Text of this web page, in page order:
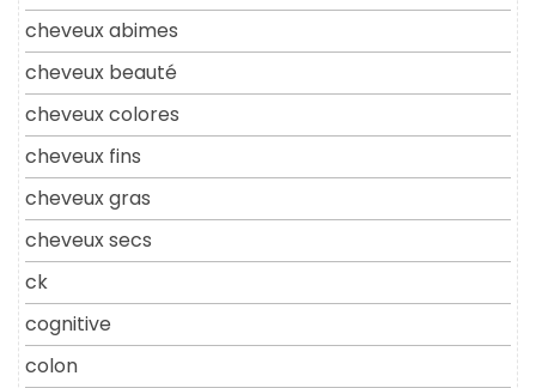
cheveux abimes
cheveux beauté
cheveux colores
cheveux fins
cheveux gras
cheveux secs
ck
cognitive
colon